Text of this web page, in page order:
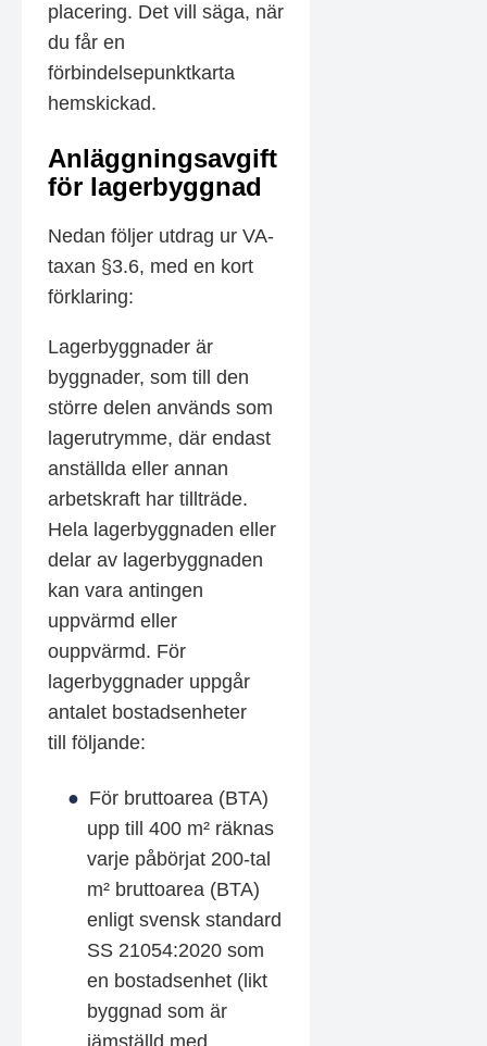
placering. Det vill säga, när
du får en
förbindelsepunktkarta
hemskickad.
Anläggningsavgift
för lagerbyggnad
Nedan följer utdrag ur VA-
taxan §3.6, med en kort
förklaring:
Lagerbyggnader är
byggnader, som till den
större delen används som
lagerutrymme, där endast
anställda eller annan
arbetskraft har tillträde.
Hela lagerbyggnaden eller
delar av lagerbyggnaden
kan vara antingen
uppvärmd eller
ouppvärmd. För
lagerbyggnader uppgår
antalet bostadsenheter
till följande:
För bruttoarea (BTA)
upp till 400 m² räknas
varje påbörjat 200-tal
m² bruttoarea (BTA)
enligt svensk standard
SS 21054:2020 som
en bostadsenhet (likt
byggnad som är
jämställd med